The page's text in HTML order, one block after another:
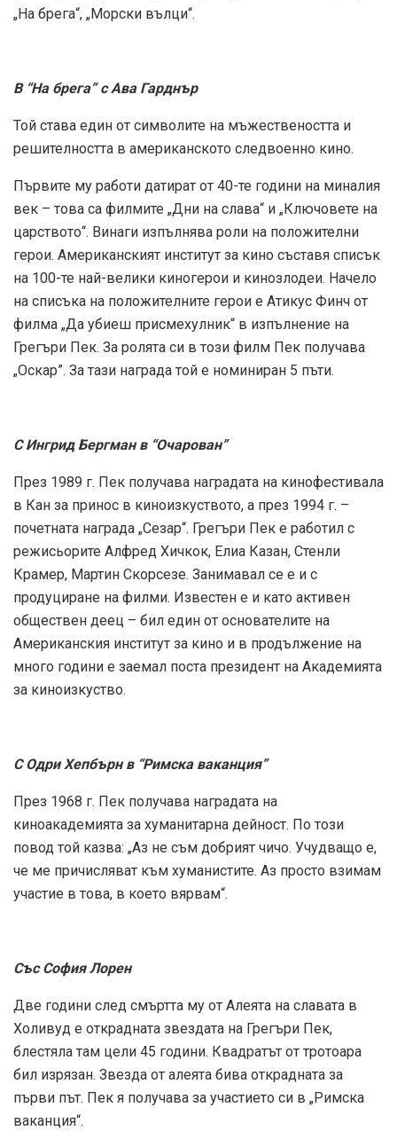
„На брега“, „Морски вълци“.
В “На брега” с Ава Гарднър
Той става един от символите на мъжествеността и
решителността в американското следвоенно кино.
Първите му работи датират от 40-те години на миналия
век – това са филмите „Дни на слава“ и „Ключовете на
царството“. Винаги изпълнява роли на положителни
герои. Американският институт за кино съставя списък
на 100-те най-велики киногерои и кинозлодеи. Начело
на списъка на положителните герои е Атикус Финч от
филма „Да убиеш присмехулник“ в изпълнение на
Грегъри Пек. За ролята си в този филм Пек получава
„Оскар”. За тази награда той е номиниран 5 пъти.
С Ингрид Бергман в “Очарован”
През 1989 г. Пек получава наградата на кинофестивала
в Кан за принос в киноизкуството, а през 1994 г. –
почетната награда „Сезар“. Грегъри Пек е работил с
режисьорите Алфред Хичкок, Елиа Казан, Стенли
Крамер, Мартин Скорсезе. Занимавал се е и с
продуциране на филми. Известен е и като активен
обществен деец – бил един от основателите на
Американския институт за кино и в продължение на
много години е заемал поста президент на Академията
за киноизкуство.
С Одри Хепбърн в “Римска ваканция”
През 1968 г. Пек получава наградата на
киноакадемията за хуманитарна дейност. По този
повод той казва: „Аз не съм добрият чичо. Учудващо е,
че ме причисляват към хуманистите. Аз просто взимам
участие в това, в което вярвам“.
Със София Лорен
Две години след смъртта му от Алеята на славата в
Холивуд е открадната звездата на Грегъри Пек,
блестяла там цели 45 години. Квадратът от тротоара
бил изрязан. Звезда от алеята бива открадната за
първи път. Пек я получава за участието си в „Римска
ваканция“.